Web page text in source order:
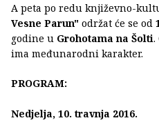
A peta po redu književno-
Vesne Parun" održat će se od
godine u Grohotama na Šolti.
ima međunarodni karakter.
PROGRAM:
Nedjelja, 10. travnja 2016.